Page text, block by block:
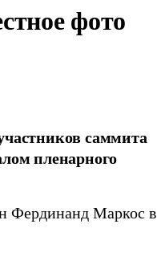
фото
саммита
пленарного
Фердинанд Маркос в